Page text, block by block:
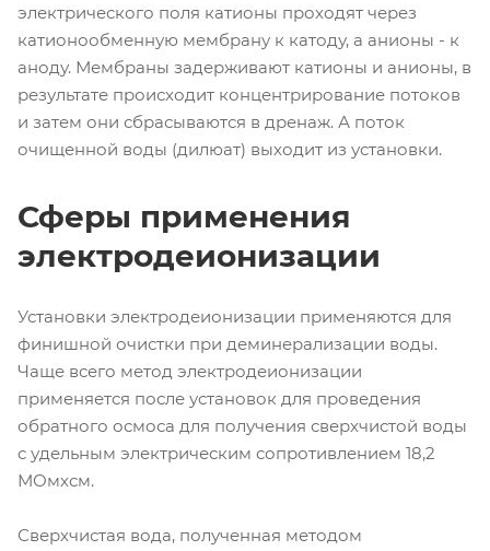
электрического поля катионы проходят через
катионообменную мембрану к катоду, а анионы - к
аноду. Мембраны задерживают катионы и анионы, в
результате происходит концентрирование потоков
и затем они сбрасываются в дренаж. А поток
очищенной воды (дилюат) выходит из установки.
Сферы применения
электродеионизации
Установки электродеионизации применяются для
финишной очистки при деминерализации воды.
Чаще всего метод электродеионизации
применяется после установок для проведения
обратного осмоса для получения сверхчистой воды
с удельным электрическим сопротивлением 18,2
МОмхсм.
Сверхчистая вода, полученная методом